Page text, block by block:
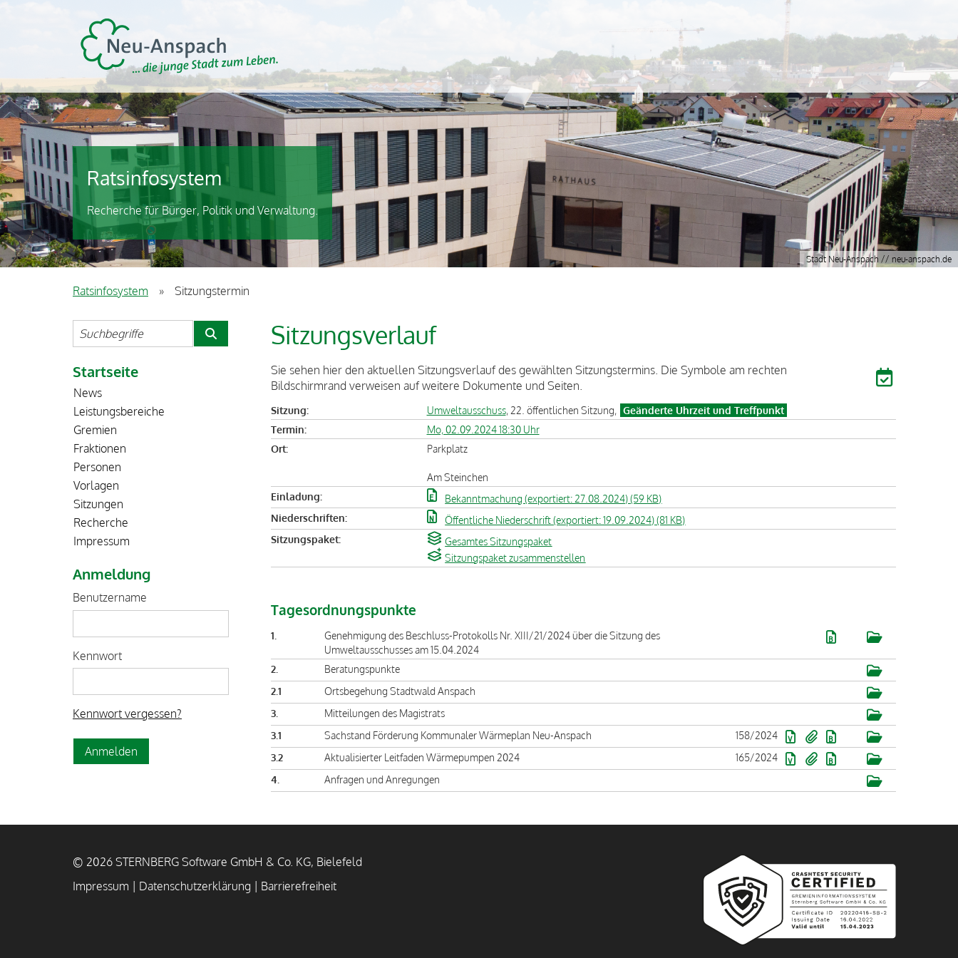
STERNBERG Software GmbH & Co. KG
Ratsinfosystem
Recherche für Bürger, Politik und Verwaltung.
Stadt Neu-Anspach // neu-anspach.de
Ratsinfosystem » Sitzungstermin
Startseite
News
Leistungsbereiche
Gremien
Fraktionen
Personen
Vorlagen
Sitzungen
Recherche
Impressum
Anmeldung
Benutzername
Kennwort
Kennwort vergessen?
Sitzungsverlauf
Sie sehen hier den aktuellen Sitzungsverlauf des gewählten Sitzungstermins. Die Symbole am rechten
Bildschirmrand verweisen auf weitere Dokumente und Seiten.
Sitzung: Umweltausschuss, 22. öffentlichen Sitzung, Geänderte Uhrzeit und Treffpunkt
Termin:
Mo, 02.09.2024 18:30 Uhr
Ort:
Parkplatz
Am Steinchen
Einladung:
Bekanntmachung (exportiert: 27.08.2024) (59 KB)
Niederschriften:
Öffentliche Niederschrift (exportiert: 19.09.2024) (81 KB)
Sitzungspaket:
Gesamtes Sitzungspaket
Sitzungspaket zusammenstellen
Tagesordnungspunkte
1.
Genehmigung des Beschluss-Protokolls Nr. XIII/21/2024 über die Sitzung des
Umweltausschusses am 15.04.2024
2.
Beratungspunkte
2.1
Ortsbegehung Stadtwald Anspach
3.
Mitteilungen des Magistrats
3.1
Sachstand Förderung Kommunaler Wärmeplan Neu-Anspach
158/2024
3.2
Aktualisierter Leitfaden Wärmepumpen 2024
165/2024
4.
Anfragen und Anregungen
© 2026 STERNBERG Software GmbH & Co. KG, Bielefeld
Impressum
Datenschutzerklärung Barrierefreiheit